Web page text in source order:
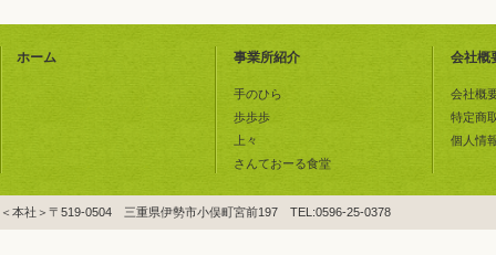
ホーム 事業所紹介
手のひら
歩歩歩
上々
さんておーる食堂
会社概
会社概
特定商
個人情
＜本社＞〒519-0504 三重県伊勢市小俣町宮前197 TEL:0596-25-0378